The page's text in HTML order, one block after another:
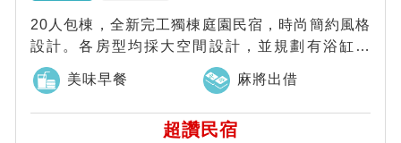
20人包棟，全新完工獨棟庭園民宿，時尚簡約風格
設計。各房型均採大空間設計，並規劃有浴缸設
備。寬敞公用客廳，家族聚會及公司出遊包棟首...
美味早餐 麻將出借
超讚民宿